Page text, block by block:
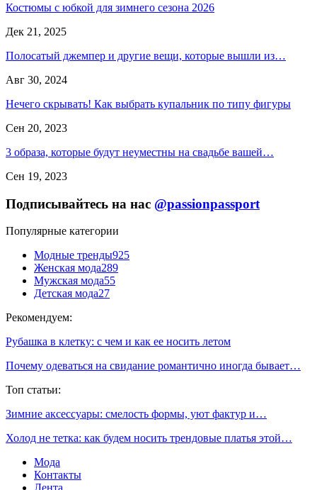
Костюмы с юбкой для зимнего сезона 2026
Дек 21, 2025
Полосатый джемпер и другие вещи, которые вышли из…
Авг 30, 2024
Нечего скрывать! Как выбрать купальник по типу фигуры
Сен 20, 2023
3 образа, которые будут неуместны на свадьбе вашей…
Сен 19, 2023
Подписывайтесь на нас @passionpassport
Популярные категории
Модные тренды925
Женская мода289
Мужская мода55
Детская мода27
Рекомендуем:
Рубашка в клетку: с чем и как ее носить летом
Почему одеваться на свидание романтично иногда бывает…
Топ статьи:
Зимние аксессуары: смелость формы, уют фактур и…
Холод не тетка: как будем носить трендовые платья этой…
Мода
Контакты